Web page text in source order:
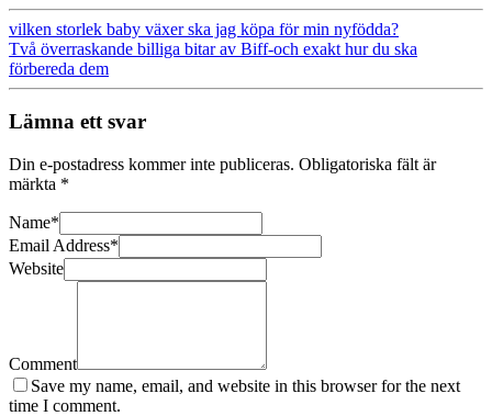
vilken storlek baby växer ska jag köpa för min nyfödda?
Två överraskande billiga bitar av Biff-och exakt hur du ska
förbereda dem
Lämna ett svar
Din e-postadress kommer inte publiceras. Obligatoriska fält är
märkta *
Name*
Email Address*
Website
Comment
Save my name, email, and website in this browser for the next
time I comment.